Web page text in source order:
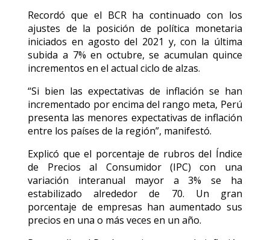
Recordó que el BCR ha continuado con los
ajustes de la posición de política monetaria
iniciados en agosto del 2021 y, con la última
subida a 7% en octubre, se acumulan quince
incrementos en el actual ciclo de alzas.
“Si bien las expectativas de inflación se han
incrementado por encima del rango meta, Perú
presenta las menores expectativas de inflación
entre los países de la región”, manifestó.
Explicó que el porcentaje de rubros del Índice
de Precios al Consumidor (IPC) con una
variación interanual mayor a 3% se ha
estabilizado alrededor de 70. Un gran
porcentaje de empresas han aumentado sus
precios en una o más veces en un año.